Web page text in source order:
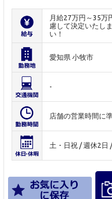
月給27万円～35万
慮して決定いたし
い！
愛知県 小牧市
-
店舗の営業時間に
土・日祝 / 週休2日